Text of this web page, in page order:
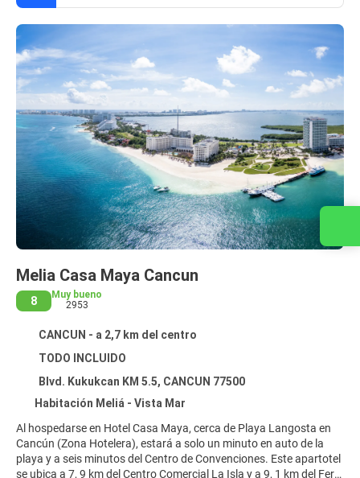
Melia Casa Maya Cancun
8
Muy bueno
2953
CANCUN - a 2,7 km del centro
TODO INCLUIDO
Blvd. Kukukcan KM 5.5, CANCUN 77500
Habitación Meliá - Vista Mar
Al hospedarse en Hotel Casa Maya, cerca de Playa Langosta en
Cancún (Zona Hotelera), estará a solo un minuto en auto de la
playa y a seis minutos del Centro de Convenciones. Este apartotel
se ubica a 7, 9 km del Centro Comercial La Isla y a 9, 1 km del Ferry
Contacta con nosotros